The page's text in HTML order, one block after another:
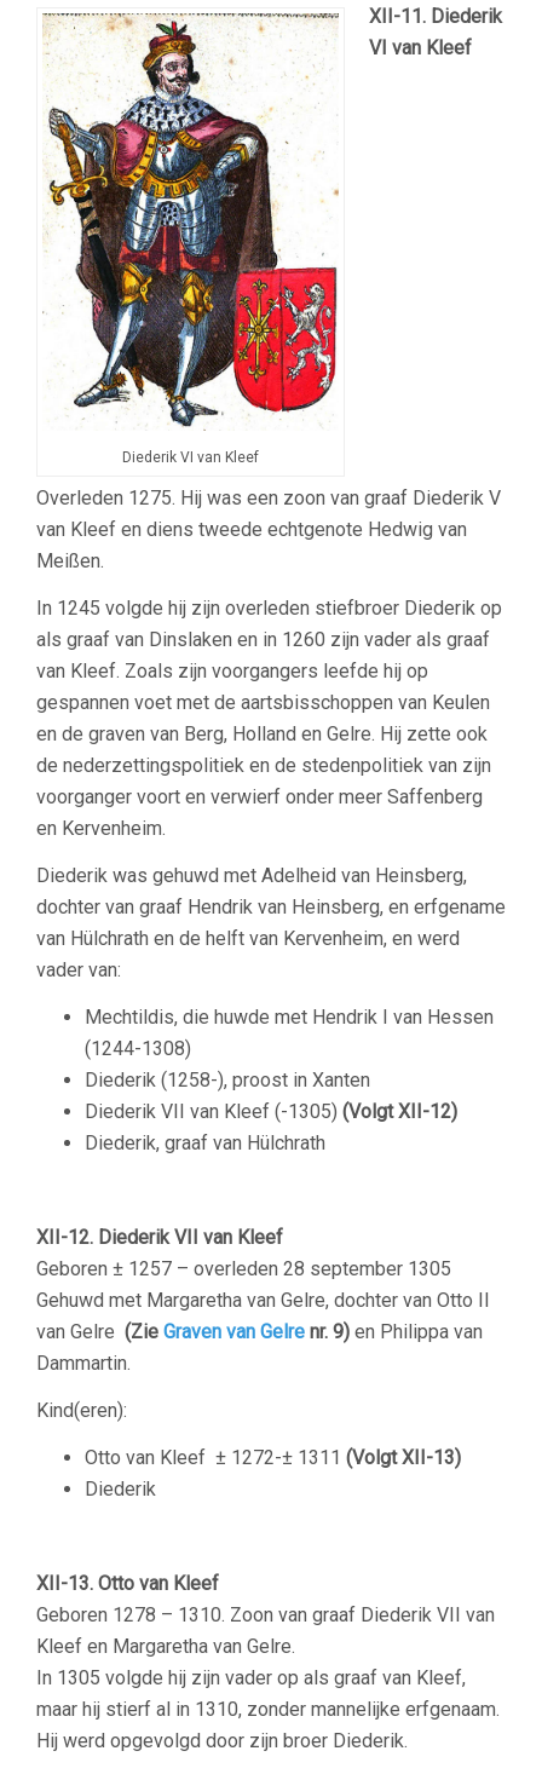
Diederik VI van Kleef
XII-11. Diederik
VI van Kleef
Overleden 1275. Hij was een zoon van graaf Diederik V
van Kleef en diens tweede echtgenote Hedwig van
Meißen.
In 1245 volgde hij zijn overleden stiefbroer Diederik op
als graaf van Dinslaken en in 1260 zijn vader als graaf
van Kleef. Zoals zijn voorgangers leefde hij op
gespannen voet met de aartsbisschoppen van Keulen
en de graven van Berg, Holland en Gelre. Hij zette ook
de nederzettingspolitiek en de stedenpolitiek van zijn
voorganger voort en verwierf onder meer Saffenberg
en Kervenheim.
Diederik was gehuwd met Adelheid van Heinsberg,
dochter van graaf Hendrik van Heinsberg, en erfgename
van Hülchrath en de helft van Kervenheim, en werd
vader van:
Mechtildis, die huwde met Hendrik I van Hessen
(1244-1308)
Diederik (1258-), proost in Xanten
Diederik VII van Kleef (-1305) (Volgt XII-12)
Diederik, graaf van Hülchrath
XII-12. Diederik VII van Kleef
Geboren ± 1257 – overleden 28 september 1305
Gehuwd met Margaretha van Gelre, dochter van Otto II
van Gelre (Zie Graven van Gelre nr. 9) en Philippa van
Dammartin.
Kind(eren):
Otto van Kleef ± 1272-± 1311 (Volgt XII-13)
Diederik
XII-13. Otto van Kleef
Geboren 1278 – 1310. Zoon van graaf Diederik VII van
Kleef en Margaretha van Gelre.
In 1305 volgde hij zijn vader op als graaf van Kleef,
maar hij stierf al in 1310, zonder mannelijke erfgenaam.
Hij werd opgevolgd door zijn broer Diederik.